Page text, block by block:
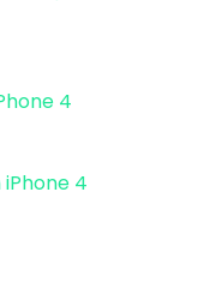
4
4